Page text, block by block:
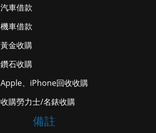
汽車借款
機車借款
黃金收購
鑽石收購
Apple、iPhone回收收購
收購勞力士/名錶收購
備註